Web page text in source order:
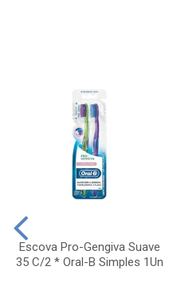
Escova Pro-Gengiva Suave
35 C/2 * Oral-B Simples 1Un